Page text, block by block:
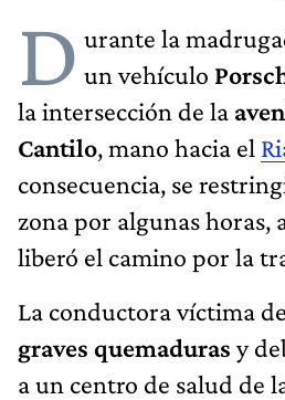
D urante la
un vehículo
la intersección de la
Cantilo, mano hacia el
consecuencia, se
zona por algunas horas,
liberó el camino por la
La conductora víctima
graves quemaduras y
a un centro de salud de